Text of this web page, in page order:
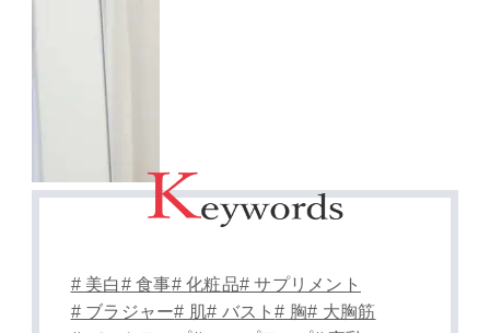
# 美白# 食事# 化粧品# サプリメント
# ブラジャー# 肌# バスト# 胸# 大胸筋